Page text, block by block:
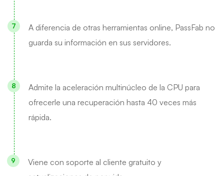
A diferencia de otras herramientas online, PassFab no
guarda su información en sus servidores.
Admite la aceleración multinúcleo de la CPU para
ofrecerle una recuperación hasta 40 veces más
rápida.
Viene con soporte al cliente gratuito y